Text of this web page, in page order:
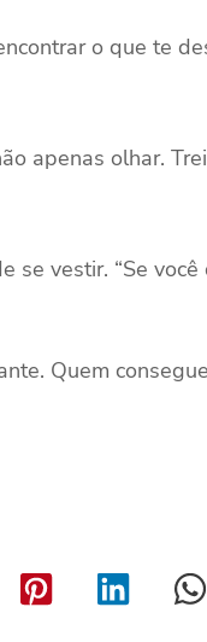
o que te
apenas olhar.
vestir. “Se
Quem